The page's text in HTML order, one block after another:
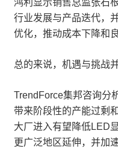
鸿利显示销售总监张石
行业发展与产品迭代，
优化，推动成本下降和
总的来说，机遇与挑战并
TrendForce集邦咨询分
带来阶段性的产能过剩
大厂进入有望降低LED
更广泛地区延伸，并加